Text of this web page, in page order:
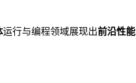
运行与编程领域展现出前沿性能